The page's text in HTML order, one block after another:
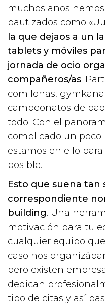
muchos años
bautizados como
la que dejaos a un
tablets y móviles
jornada de ocio
compañeros/as.
comilonas,
campeonatos de
todo! Con el
complicado un poco
estamos en ello
posible.
Esto que suena tan
correspondiente
building. Una
motivación para tu
cualquier equipo
caso nos
pero existen
dedican
tipo de citas y así